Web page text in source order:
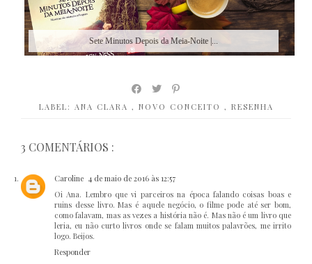
Sete Minutos Depois da Meia-Noite |...
LABEL: ANA CLARA , NOVO CONCEITO , RESENHA
3 COMENTÁRIOS :
Caroline 4 de maio de 2016 às 12:57
Oi Ana. Lembro que vi parceiros na época falando coisas boas e
ruins desse livro. Mas é aquele negócio, o filme pode até ser bom,
como falavam, mas as vezes a história não é. Mas não é um livro que
leria, eu não curto livros onde se falam muitos palavrões, me irrito
logo. Beijos.
Responder